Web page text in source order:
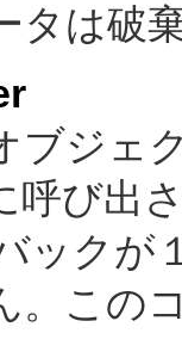
タは破
ブジェ
呼び出
ックが
。この